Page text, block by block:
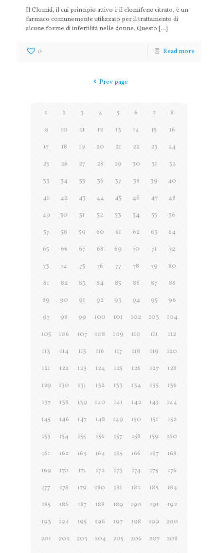
Il Clomid, il cui principio attivo è il clomifene citrato, è un
farmaco comunemente utilizzato per il trattamento di
alcune forme di infertilità nelle donne. Questo […]
0 Read more
Prev page
1 2 3 4 5 6 7
8
9
10 11 12 13 14 15
16
17
18 19 20 21 22 23
24
25
26 27 28 29 30 31
32
33
34 35 36 37 38 39
40
41
42 43 44 45 46 47
48
49
50 51 52 53 54 55
56
57
58 59 60 61 62 63
64
65
66 67 68 69 70 71
72
73
74 75 76 77 78 79
80
81
82 83 84 85 86 87
88
89
90 91 92 93 94 95
96
97
98 99 100 101 102 103
104
105
106 107 108 109 110 111
112
113
114 115 116 117 118 119
120
121
122 123 124 125 126 127
128
129
130 131 132 133 134 135
136
137
138 139 140 141 142 143
144
145
146 147 148 149 150 151
152
153
154 155 156 157 158 159
160
161
162 163 164 165 166 167
168
169
170 171 172 173 174 175
176
177
178 179 180 181 182 183
184
185
186 187 188 189 190 191
192
193
194 195 196 197 198 199
200
201
202 203 204 205 206 207
208